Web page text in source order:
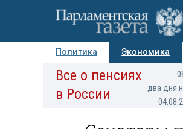
Политика Экономика
Авторы Персоны
Все о пенсиях
в России
два дня